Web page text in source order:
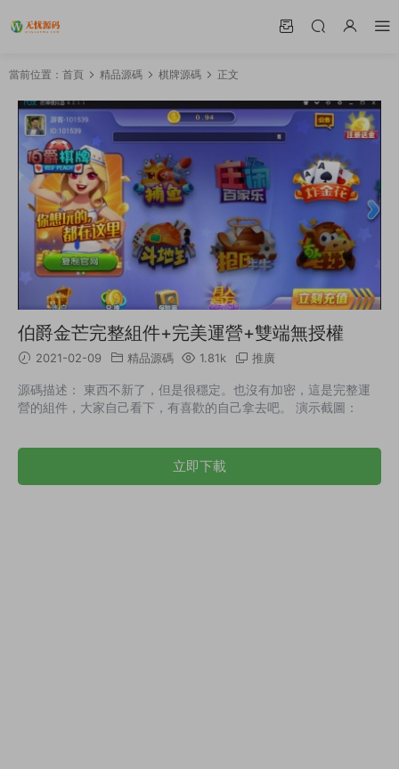
當前位置： 首頁 精品源碼 棋牌源碼 正文
伯爵金芒完整組件+完美運營+雙端無授權
2021-02-09 精品源碼 1.81k 推廣
源碼描述： 東西不新了，但是很穩定。也沒有加密，這是完整運
營的組件，大家自己看下，有喜歡的自己拿去吧。 演示截圖：
立即下載